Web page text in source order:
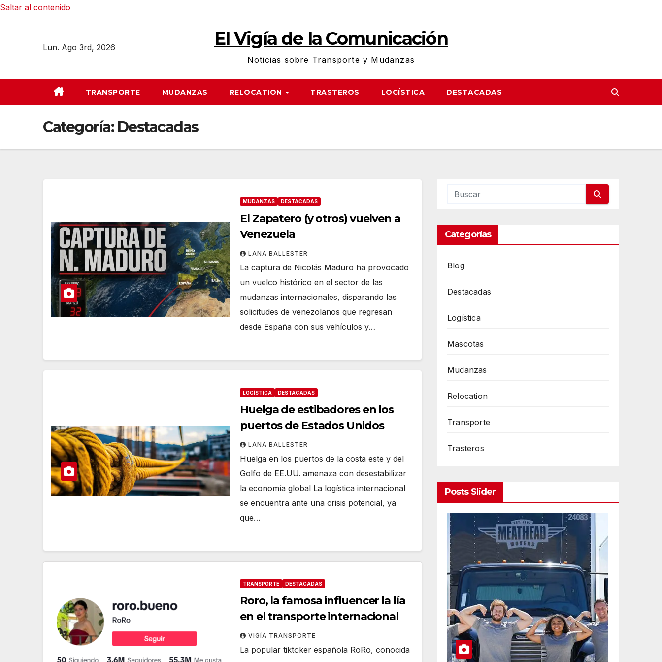
Saltar al contenido
Lun. Ago 3rd, 2026 El Vigía de la Comunicación
Noticias sobre Transporte y Mudanzas
TRANSPORTE MUDANZAS RELOCATION TRASTEROS LOGÍSTICA DESTACADAS
Categoría: Destacadas
MUDANZAS DESTACADAS
El Zapatero (y otros) vuelven a
Venezuela
LANA BALLESTER
La captura de Nicolás Maduro ha provocado
un vuelco histórico en el sector de las
mudanzas internacionales, disparando las
solicitudes de venezolanos que regresan
desde España con sus vehículos y…
LOGÍSTICA DESTACADAS
Huelga de estibadores en los
puertos de Estados Unidos
LANA BALLESTER
Huelga en los puertos de la costa este y del
Golfo de EE.UU. amenaza con desestabilizar
la economía global La logística internacional
se encuentra ante una crisis potencial, ya
que…
TRANSPORTE DESTACADAS
Roro, la famosa influencer la lía
en el transporte internacional
VIGÍA TRANSPORTE
La popular tiktoker española RoRo, conocida
Categorías
Blog
Destacadas
Logística
Mascotas
Mudanzas
Relocation
Transporte
Trasteros
Posts Slider